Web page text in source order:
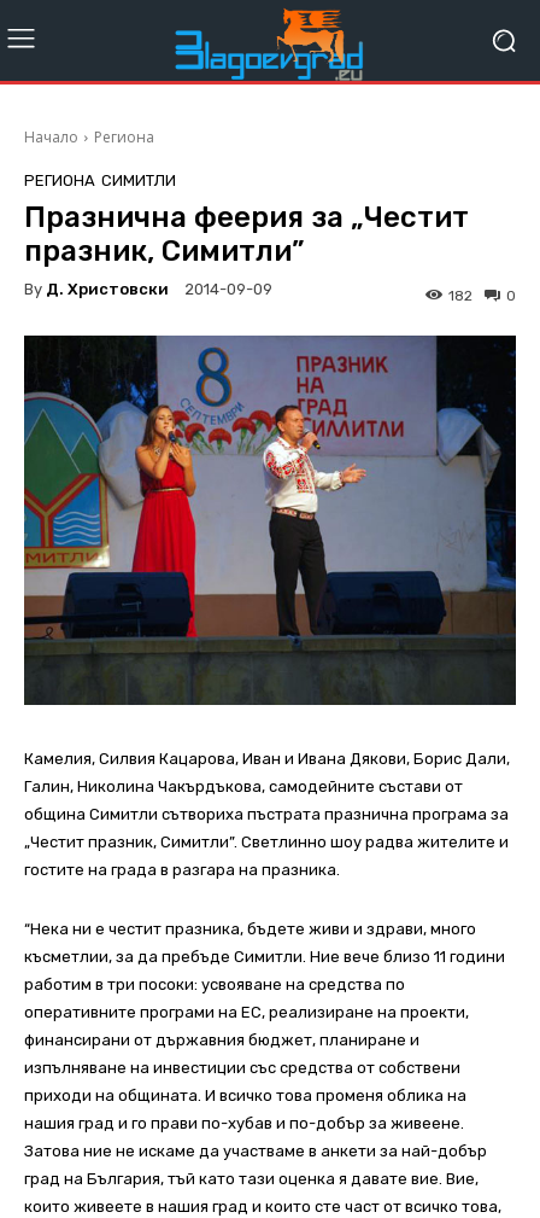
Начало Региона
РЕГИОНА СИМИТЛИ
Празнична феерия за „Честит
празник, Симитли”
By Д. Христовски 2014-09-09 0
182
Камелия, Силвия Кацарова, Иван и Ивана Дякови, Борис Дали,
Галин, Николина Чакърдъкова, самодейните състави от
община Симитли сътвориха пъстрата празнична програма за
„Честит празник, Симитли”. Светлинно шоу радва жителите и
гостите на града в разгара на празника.
“Нека ни е честит празника, бъдете живи и здрави, много
късметлии, за да пребъде Симитли. Ние вече близо 11 години
работим в три посоки: усвояване на средства по
оперативните програми на ЕС, реализиране на проекти,
финансирани от държавния бюджет, планиране и
изпълняване на инвестиции със средства от собствени
приходи на общината. И всичко това променя облика на
нашия град и го прави по-хубав и по-добър за живеене.
Затова ние не искаме да участваме в анкети за най-добър
град на България, тъй като тази оценка я давате вие. Вие,
които живеете в нашия град и които сте част от всичко това,